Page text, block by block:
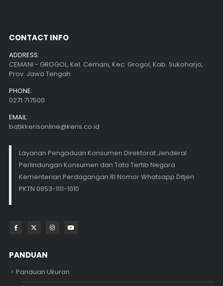
CONTACT INFO
ADDRESS:
CEMANI - GROGOL, Kel. Cemani, Kec. Grogol, Kab. Sukoharjo,
Prov. Jawa Tengah
PHONE:
0271 717500
EMAIL:
batikkerisonline@keris.co.id
Layanan Pengaduan Konsumen Direktorat Jenderal
Perlindungan Konsumen dan Tata Tertib Negara
Kementerian Perdagangan RI Nomor Whatsapp Ditjen
PKTN 0853-1111-1010
PANDUAN
Panduan Ukuran